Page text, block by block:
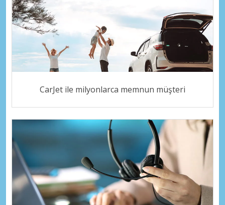
CarJet ile milyonlarca memnun müşteri